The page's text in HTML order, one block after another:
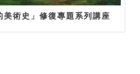
美術史」修復專題系列講座